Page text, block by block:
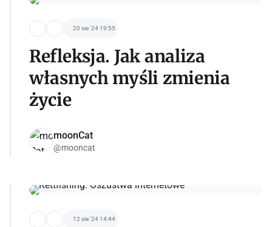
20 sie '24 19:55
Refleksja. Jak analiza
własnych myśli zmienia
życie
moonCat
@mooncat
12 sie '24 14:44